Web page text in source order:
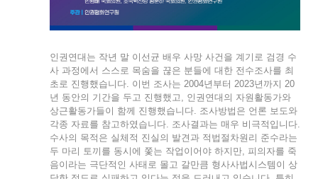
인권연대는 작년 말 이선균 배우 사망 사건을 계기로 검경 수
사 과정에서 스스로 목숨을 끊은 분들에 대한 전수조사를 최
초로 진행했습니다. 이번 조사는 2004년부터 2023년까지 20
년 동안의 기간을 두고 진행했고, 인권연대의 자원활동가와
상근활동가들이 함께 진행했습니다. 조사방법은 언론 보도와
각종 자료를 참고하였습니다. 조사결과는 매우 비극적입니다.
수사의 목적은 실체적 진실의 발견과 적법절차원리 준수라는
두 마리 토끼를 동시에 쫓는 작업이어야 하지만, 피의자를 죽
음이라는 극단적인 사태로 몰고 갈만큼 형사사법시스템이 상